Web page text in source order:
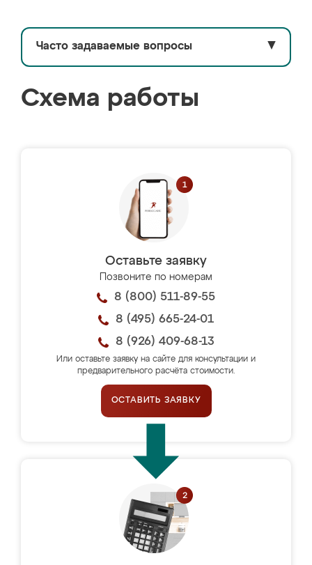
Часто задаваемые вопросы ▼
Схема работы
Оставьте заявку
Позвоните по номерам
8 (800) 511-89-55
8 (495) 665-24-01
8 (926) 409-68-13
Или оставьте заявку на сайте для консультации и
предварительного расчёта стоимости.
ОСТАВИТЬ ЗАЯВКУ